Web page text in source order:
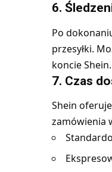
6.
Po
przesyłki.
koncie Shein.
7. Czas
Shein
zamówienia